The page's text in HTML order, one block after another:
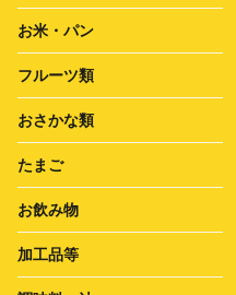
お米・パン
フルーツ類
おさかな類
たまご
お飲み物
加工品等